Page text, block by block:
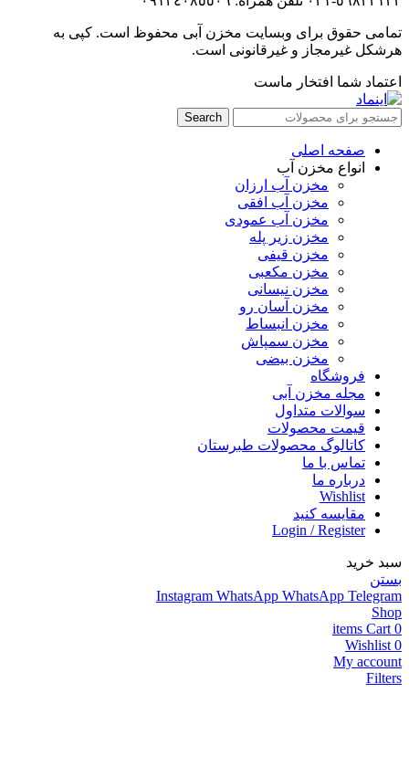
تمامی حقوق برای وبسایت مخزن آبی محفوظ است. کپی به
هرشکل غیرمجاز و غیرقانونی است.
اعتماد شما افتخار ماست
Search
صفحه اصلی
انواع مخزن آب
مخزن آب ارزان
مخزن آب افقی
مخزن آب عمودی
مخزن زیر پله
مخزن قیفی
مخزن مکعبی
مخزن نیسانی
مخزن آسان رو
مخزن انبساط
مخزن سمپاش
مخزن بیضی
فروشگاه
مجله مخزن آبی
سوالات متداول
قیمت محصولات
کاتالوگ محصولات طبرستان
تماس با ما
درباره ما
Wishlist
مقایسه کنید
Login / Register
سبد خرید
بستن
Instagram WhatsApp WhatsApp Telegram
Shop
0
items Cart
0
Wishlist
My account
Filters